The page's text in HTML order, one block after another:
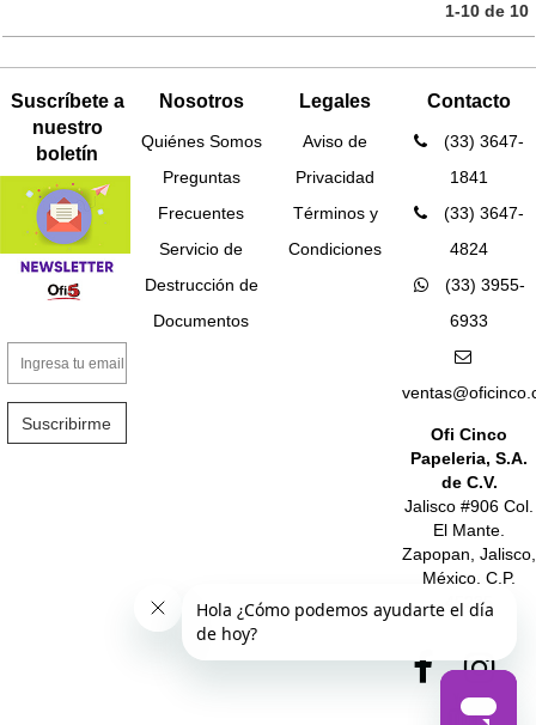
1-10 de 10
Suscríbete a
nuestro
boletín
Suscribirme
Nosotros
Quiénes Somos
Preguntas
Frecuentes
Servicio de
Destrucción de
Documentos
Legales
Aviso de
Privacidad
Términos y
Condiciones
Contacto
(33) 3647-
1841
(33) 3647-
4824
(33) 3955-
6933
Ofi Cinco
Papeleria, S.A.
de C.V.
Jalisco #906 Col.
El Mante.
Zapopan, Jalisco,
México. C.P.
45235